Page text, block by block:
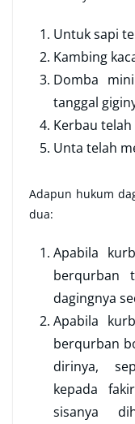
Untuk sapi
Kambing
Domba
tanggal
Kerbau
Unta telah
Adapun hukum
dua:
Apabila
berqurban
dagingnya
Apabila
berqurban
dirinya,
kepada
sisanya